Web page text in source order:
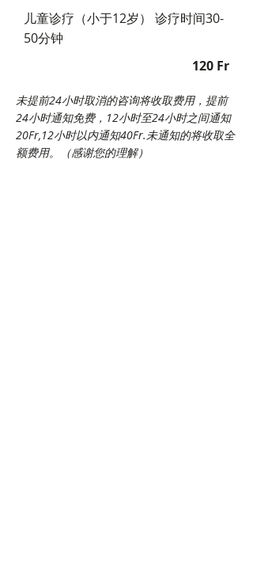
儿童诊疗（小于12岁） 诊疗时间30-
50分钟
120 Fr
未提前24小时取消的咨询将收取费用，提前
24小时通知免费，12小时至24小时之间通知
20Fr,12小时以内通知40Fr.未通知的将收取全
额费用。（感谢您的理解）